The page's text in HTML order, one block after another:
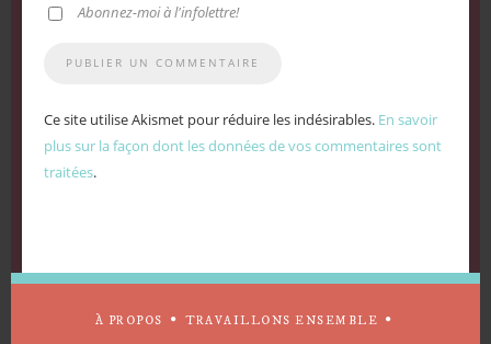
Abonnez-moi à l'infolettre!
Ce site utilise Akismet pour réduire les indésirables. En savoir
plus sur la façon dont les données de vos commentaires sont
traitées.
À PROPOS TRAVAILLONS ENSEMBLE